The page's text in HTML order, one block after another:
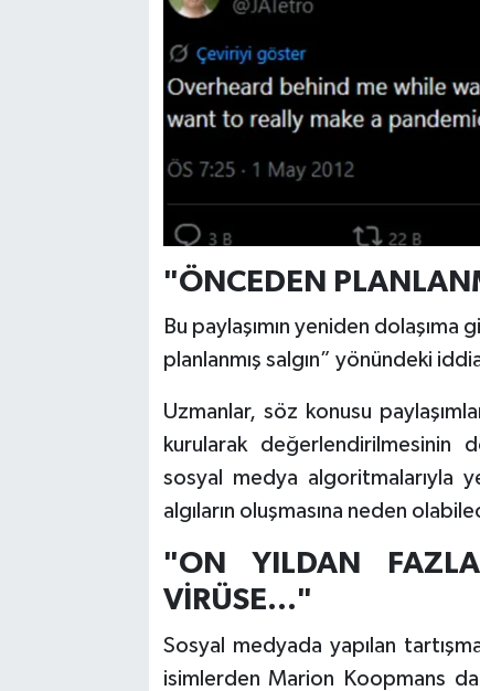
"ÖNCEDEN
Bu paylaşımın yeniden
planlanmış salgın” yönündeki
Uzmanlar, söz konusu
kurularak değerlendirilmesinin
sosyal medya algoritmalarıyla
algıların oluşmasına neden
"ON YILDAN
VİRÜSE..."
Sosyal medyada yapılan
isimlerden Marion Koopmans